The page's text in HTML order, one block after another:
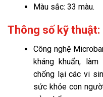
Màu sắc: 33 màu.
Thông số kỹ thuật:
Công nghệ
kháng khuẩn,
chống lại các vi
sức khỏe con